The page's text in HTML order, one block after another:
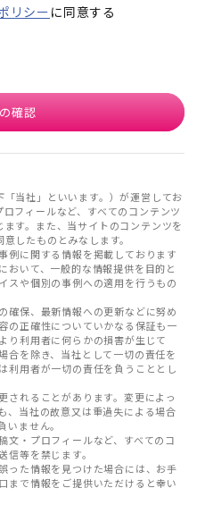
リシー に同意する
確認
当社」といいます。）が運営してお
フィールなど、すべてのコンテンツ
す。また、当サイトのコンテンツを
したものとみなします。
例に関する情報を掲載しております
おいて、一般的な情報提供を目的と
スや個別の事例への適用を行うもの
確保、最新情報への更新などに努め
の正確性についていかなる保証も一
り利用者に何らかの損害が生じて
合を除き、当社として一切の責任を
利用者が一切の責任を負うこととし
されることがあります。変更によっ
、当社の故意又は重過失による場合
ません。
文・プロフィールなど、すべてのコ
信等を禁じます。
った情報を見つけた場合には、お手
まで情報をご提供いただけると幸い